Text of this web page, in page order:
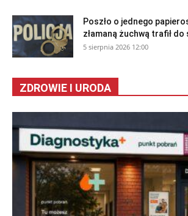
Poszło o jednego
złamaną żuchwą trafił do
5 sierpnia 2026 12:00
ZDROWIE I URODA